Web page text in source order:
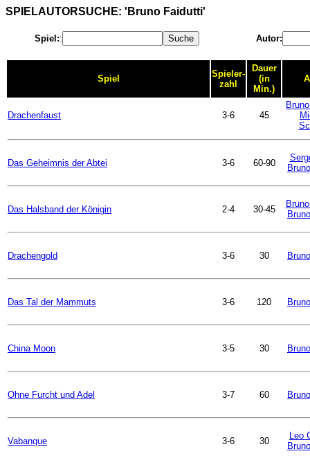
SPIELAUTORSUCHE: 'Bruno Faidutti'
Spiel:: Autor:
Spiel
Spieler-
zahl
Dauer
(in
Min.)
Drachenfaust 3-6 45
Das Geheimnis der Abtei 3-6 60-90
Das Halsband der Königin 2-4 30-45
Drachengold 3-6 30
Das Tal der Mammuts 3-6 120
China Moon 3-5 30
Ohne Furcht und Adel 3-7 60
Vabanque 3-6 30
Leo